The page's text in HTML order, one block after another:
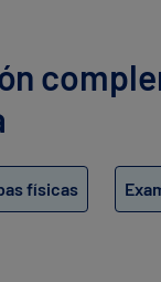
físicas